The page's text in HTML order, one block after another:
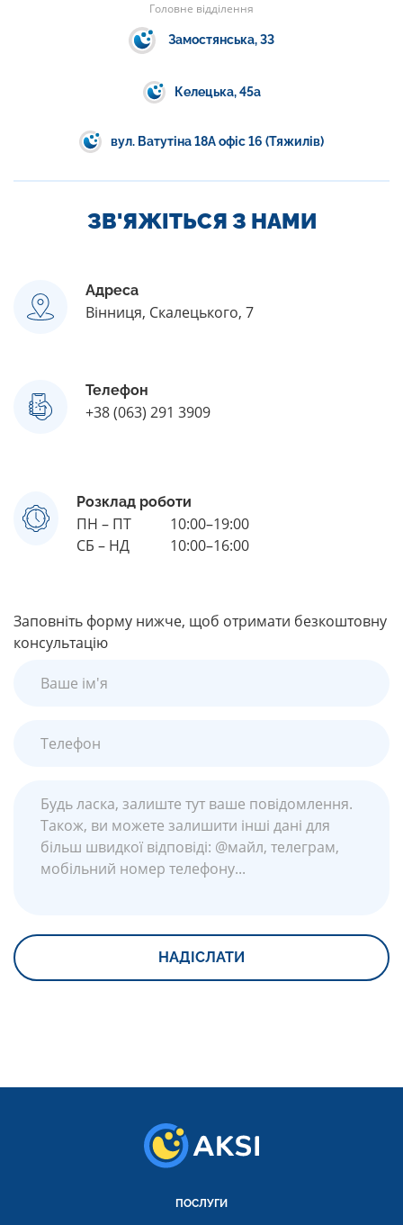
Головне відділення
Замостянська, 33
Келецька, 45а
вул. Ватутіна 18А офіс 16 (Тяжилів)
ЗВ'ЯЖІТЬСЯ З НАМИ
Адреса
Вінниця, Скалецького, 7
Телефон
+38 (063) 291 3909
Розклад роботи
ПН – ПТ
10:00–19:00
СБ – НД
10:00–16:00
Заповніть форму нижче, щоб отримати безкоштовну
консультацію
ПОСЛУГИ